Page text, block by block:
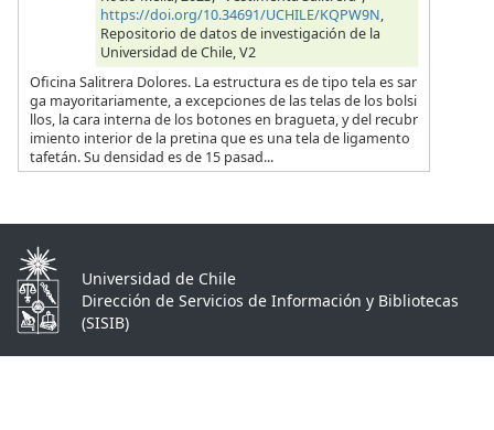
https://doi.org/10.34691/UCHILE/KQPW9N,
Repositorio de datos de investigación de la
Universidad de Chile, V2
Oficina Salitrera Dolores. La estructura es de tipo tela es sar
ga mayoritariamente, a excepciones de las telas de los bolsi
llos, la cara interna de los botones en bragueta, y del recubr
imiento interior de la pretina que es una tela de ligamento
tafetán. Su densidad es de 15 pasad...
Universidad de Chile
Dirección de Servicios de Información y Bibliotecas
(SISIB)